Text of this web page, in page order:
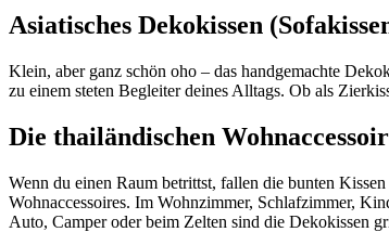
Asiatisches Dekokissen
Klein, aber ganz schön oho – das handgemachte
zu einem steten Begleiter deines Alltags. Ob als
Die thailändischen
Wenn du einen Raum betrittst, fallen die bunten
Wohnaccessoires. Im Wohnzimmer, Schlafzimmer,
Auto, Camper oder beim Zelten sind die Dekokissen